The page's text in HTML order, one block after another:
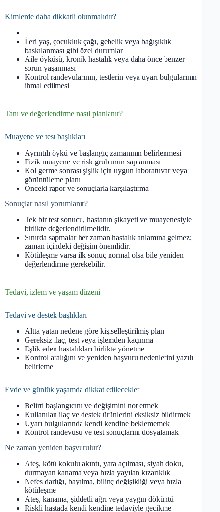
Kimlerde daha dikkatli olunmalıdır?
İleri yaş, çocukluk çağı, gebelik veya bağışıklık
baskılanması gibi özel durumlar
Aile öyküsü, kronik hastalık veya daha önce benzer
sorun yaşanması
Kontrol randevularının, testlerin veya uyarı bulgularının
ihmal edilmesi
Tanı ve değerlendirme nasıl planlanır?
Muayene ve test başlıkları
Ayrıntılı öykü ve başlangıç zamanının belirlenmesi
Fizik muayene ve risk grubunun saptanması
Kol germe sonrası şişlik için uygun laboratuvar veya
görüntüleme planı
Önceki rapor ve sonuçlarla karşılaştırma
Sonuçlar nasıl yorumlanır?
Tek bir test sonucu, hastanın şikayeti ve muayenesiyle
birlikte değerlendirilmelidir.
Sınırda sapmalar her zaman hastalık anlamına gelmez;
zaman içindeki değişim önemlidir.
Kötüleşme varsa ilk sonuç normal olsa bile yeniden
değerlendirme gerekebilir.
Tedavi, izlem ve yaşam düzeni
Tedavi ve destek başlıkları
Altta yatan nedene göre kişiselleştirilmiş plan
Gereksiz ilaç, test veya işlemden kaçınma
Eşlik eden hastalıkları birlikte yönetme
Kontrol aralığını ve yeniden başvuru nedenlerini yazılı
belirleme
Evde ve günlük yaşamda dikkat edilecekler
Belirti başlangıcını ve değişimini not etmek
Kullanılan ilaç ve destek ürünlerini eksiksiz bildirmek
Uyarı bulgularında kendi kendine beklememek
Kontrol randevusu ve test sonuçlarını dosyalamak
Ne zaman yeniden başvurulur?
Ateş, kötü kokulu akıntı, yara açılması, siyah doku,
durmayan kanama veya hızla yayılan kızarıklık
Nefes darlığı, bayılma, bilinç değişikliği veya hızla
kötüleşme
Ateş, kanama, şiddetli ağrı veya yaygın döküntü
Riskli hastada kendi kendine tedaviyle gecikme